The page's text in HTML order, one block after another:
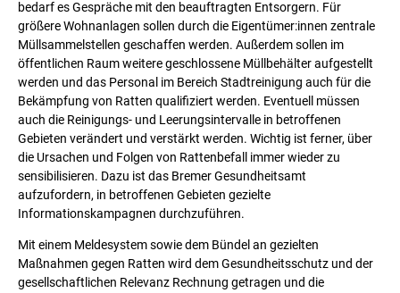
bedarf es Gespräche mit den beauftragten Entsorgern. Für
größere Wohnanlagen sollen durch die Eigentümer:innen zentrale
Müllsammelstellen geschaffen werden. Außerdem sollen im
öffentlichen Raum weitere geschlossene Müllbehälter aufgestellt
werden und das Personal im Bereich Stadtreinigung auch für die
Bekämpfung von Ratten qualifiziert werden. Eventuell müssen
auch die Reinigungs- und Leerungsintervalle in betroffenen
Gebieten verändert und verstärkt werden. Wichtig ist ferner, über
die Ursachen und Folgen von Rattenbefall immer wieder zu
sensibilisieren. Dazu ist das Bremer Gesundheitsamt
aufzufordern, in betroffenen Gebieten gezielte
Informationskampagnen durchzuführen.
Mit einem Meldesystem sowie dem Bündel an gezielten
Maßnahmen gegen Ratten wird dem Gesundheitsschutz und der
gesellschaftlichen Relevanz Rechnung getragen und die